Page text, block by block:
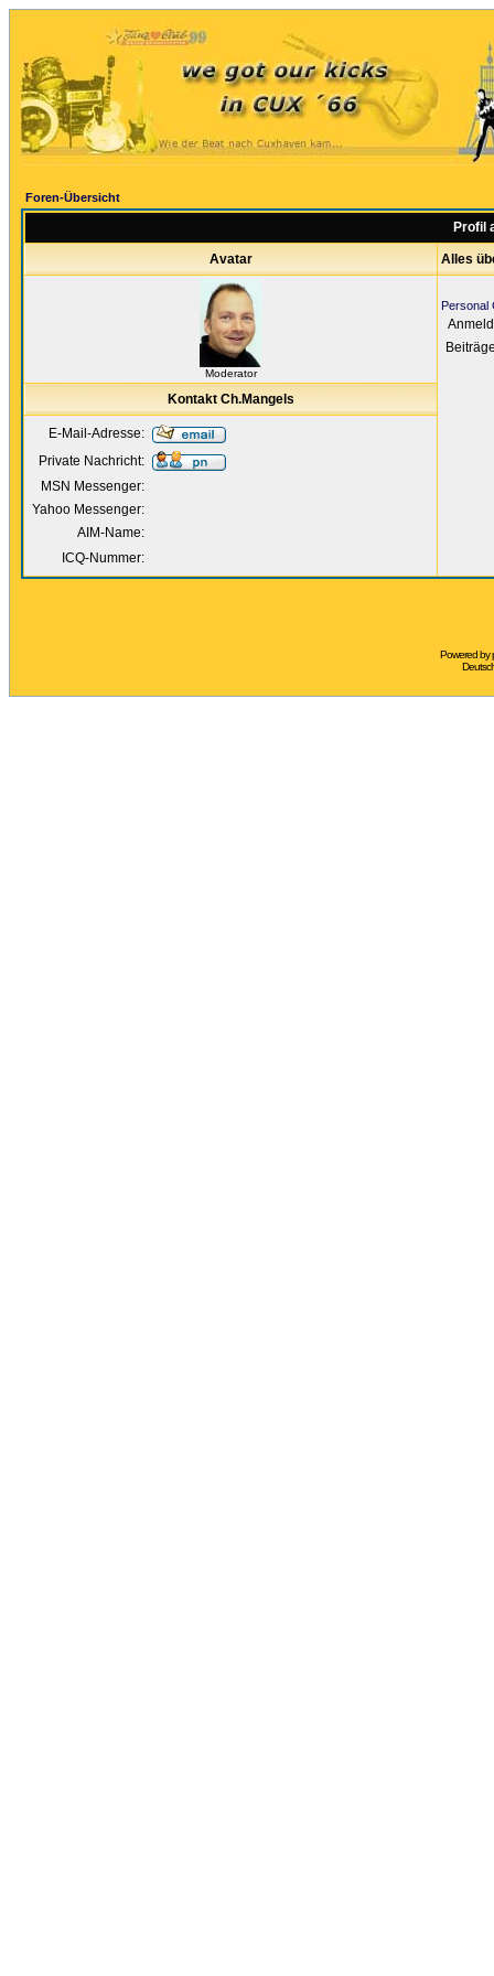
Foren-Übersicht
Profil
Avatar Alles
Moderator
Personal
Kontakt Ch.Mangels
E-Mail-Adresse:
Private Nachricht:
MSN Messenger:
Yahoo Messenger:
AIM-Name:
ICQ-Nummer:
Powered by